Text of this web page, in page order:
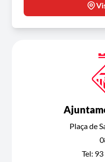
Plaça de
Tel: